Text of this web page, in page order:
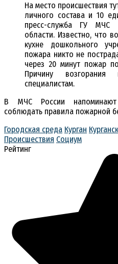
На место происшествия
личного состава и 10
пресс-служба ГУ МЧС
области. Известно, что
кухне дошкольного
пожара никто не
через 20 минут пожар
Причину возгорания
специалистам.
В МЧС России
соблюдать правила пожарной
Городская среда Курган
Происшествия Социум
Рейтинг